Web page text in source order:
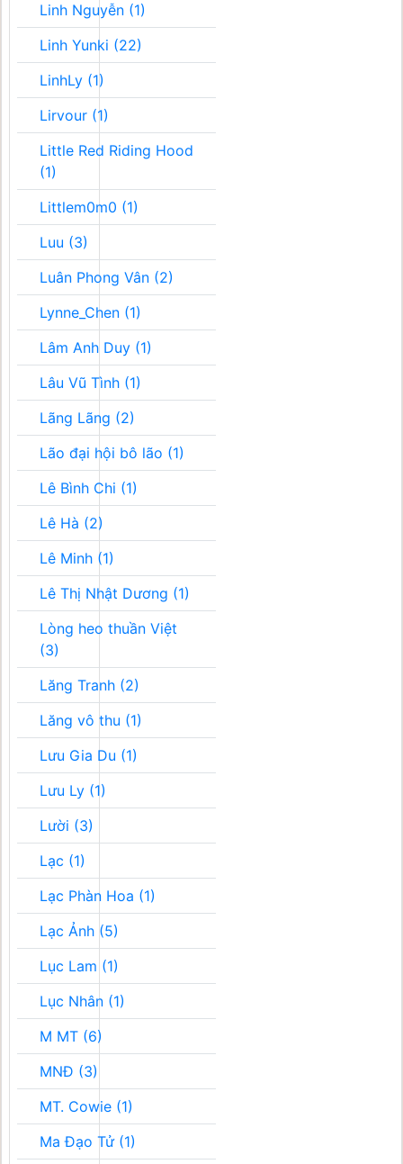
Linh Nguyễn (1)
Linh Yunki (22)
LinhLy (1)
Lirvour (1)
Little Red Riding Hood
(1)
Littlem0m0 (1)
Luu (3)
Luân Phong Vân (2)
Lynne_Chen (1)
Lâm Anh Duy (1)
Lâu Vũ Tình (1)
Lãng Lãng (2)
Lão đại hội bô lão (1)
Lê Bình Chi (1)
Lê Hà (2)
Lê Minh (1)
Lê Thị Nhật Dương (1)
Lòng heo thuần Việt
(3)
Lăng Tranh (2)
Lăng vô thu (1)
Lưu Gia Du (1)
Lưu Ly (1)
Lười (3)
Lạc (1)
Lạc Phàn Hoa (1)
Lạc Ảnh (5)
Lục Lam (1)
Lục Nhân (1)
M MT (6)
MNĐ (3)
MT. Cowie (1)
Ma Đạo Tử (1)